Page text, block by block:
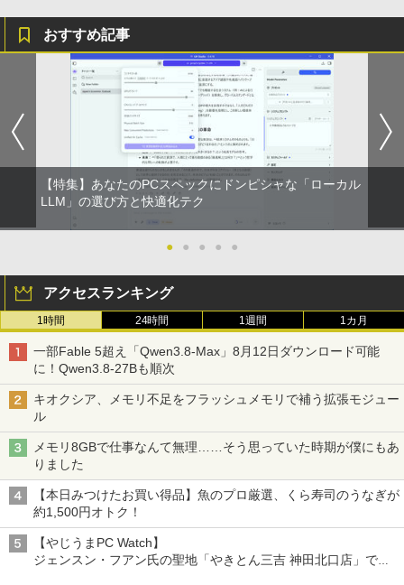
おすすめ記事
【特集】あなたのPCスペックにドンピシャな「ローカル
LLM」の選び方と快適化テク
● ● ● ● ●
アクセスランキング
1時間 24時間 1週間 1カ月
一部Fable 5超え「Qwen3.8-Max」8月12日ダウンロード可能
に！Qwen3.8-27Bも順次
キオクシア、メモリ不足をフラッシュメモリで補う拡張モジュー
ル
メモリ8GBで仕事なんて無理……そう思っていた時期が僕にもあ
りました
【本日みつけたお買い得品】魚のプロ厳選、くら寿司のうなぎが
約1,500円オトク！
【やじうまPC Watch】
ジェンスン・フアン氏の聖地「やきとん三吉 神田北口店」で